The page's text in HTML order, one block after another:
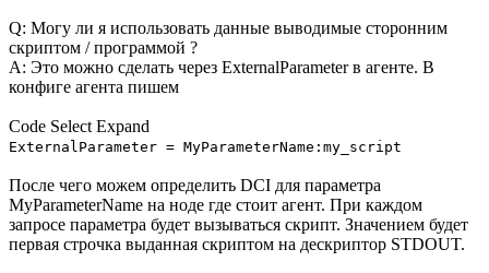
Q: Могу ли я использовать данные выводимые сторонним
скриптом / программой ?
A: Это можно сделать через ExternalParameter в агенте. В
конфиге агента пишем
Code Select Expand
ExternalParameter = MyParameterName:my_script
После чего можем определить DCI для параметра
MyParameterName на ноде где стоит агент. При каждом
запросе параметра будет вызываться скрипт. Значением будет
первая строчка выданная скриптом на дескриптор STDOUT.